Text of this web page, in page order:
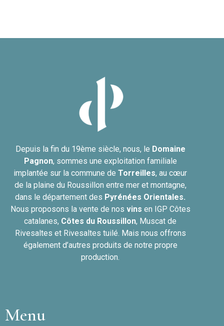
Depuis la fin du 19ème siècle, nous, le Domaine
Pagnon, sommes une exploitation familiale
implantée sur la commune de Torreilles, au cœur
de la plaine du Roussillon entre mer et montagne,
dans le département des Pyrénées Orientales.
Nous proposons la vente de nos vins en IGP Côtes
catalanes, Côtes du Roussillon, Muscat de
Rivesaltes et Rivesaltes tuilé. Mais nous offrons
également d’autres produits de notre propre
production.
Menu